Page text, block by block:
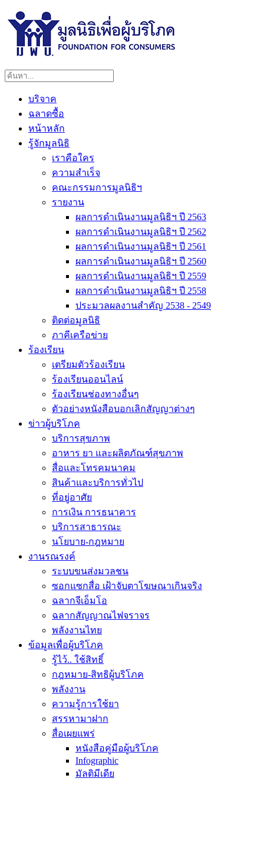
บริจาค
ฉลาดซื้อ
หน้าหลัก
รู้จักมูลนิธิ
เราคือใคร
ความสำเร็จ
คณะกรรมการมูลนิธิฯ
รายงาน
ผลการดำเนินงานมูลนิธิฯ ปี 2563
ผลการดำเนินงานมูลนิธิฯ ปี 2562
ผลการดำเนินงานมูลนิธิฯ ปี 2561
ผลการดำเนินงานมูลนิธิฯ ปี 2560
ผลการดำเนินงานมูลนิธิฯ ปี 2559
ผลการดำเนินงานมูลนิธิฯ ปี 2558
ประมวลผลงานสำคัญ 2538 - 2549
ติดต่อมูลนิธิ
ภาคีเครือข่าย
ร้องเรียน
เตรียมตัวร้องเรียน
ร้องเรียนออนไลน์
ร้องเรียนช่องทางอื่นๆ
ตัวอย่างหนังสือบอกเลิกสัญญาต่างๆ
ข่าวผู้บริโภค
บริการสุขภาพ
อาหาร ยา และผลิตภัณฑ์สุขภาพ
สื่อและโทรคมนาคม
สินค้าและบริการทั่วไป
ที่อยู่อาศัย
การเงิน การธนาคาร
บริการสาธารณะ
นโยบาย-กฎหมาย
งานรณรงค์
ระบบขนส่งมวลชน
ซอกแซกสื่อ เฝ้าจับตาโฆษณาเกินจริง
ฉลากจีเอ็มโอ
ฉลากสัญญาณไฟจราจร
พลังงานไทย
ข้อมูลเพื่อผู้บริโภค
รู้ไว้.. ใช้สิทธิ์
กฎหมาย-สิทธิผู้บริโภค
พลังงาน
ความรู้การใช้ยา
สรรหามาฝาก
สื่อเผยแพร่
หนังสือคู่มือผู้บริโภค
Infographic
มัลติมีเดีย